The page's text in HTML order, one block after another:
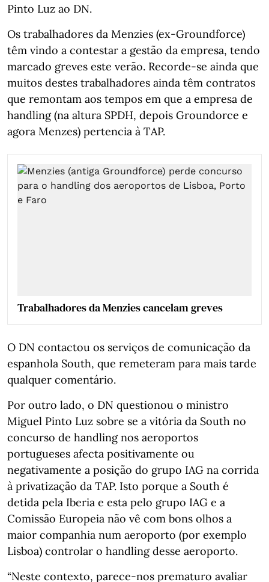
Pinto Luz ao DN.
Os trabalhadores da Menzies (ex-Groundforce)
têm vindo a contestar a gestão da empresa, tendo
marcado greves este verão. Recorde-se ainda que
muitos destes trabalhadores ainda têm contratos
que remontam aos tempos em que a empresa de
handling (na altura SPDH, depois Groundorce e
agora Menzes) pertencia à TAP.
Trabalhadores da Menzies cancelam greves
O DN contactou os serviços de comunicação da
espanhola South, que remeteram para mais tarde
qualquer comentário.
Por outro lado, o DN questionou o ministro
Miguel Pinto Luz sobre se a vitória da South no
concurso de handling nos aeroportos
portugueses afecta positivamente ou
negativamente a posição do grupo IAG na corrida
à privatização da TAP. Isto porque a South é
detida pela Iberia e esta pelo grupo IAG e a
Comissão Europeia não vê com bons olhos a
maior companhia num aeroporto (por exemplo
Lisboa) controlar o handling desse aeroporto.
“Neste contexto, parece-nos prematuro avaliar